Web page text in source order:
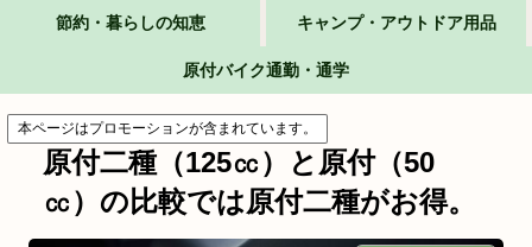
節約・暮らしの知恵 キャンプ・アウトドア用品
原付バイク通勤・通学
本ページはプロモーションが含まれています。
原付二種（125㏄）と原付（50
㏄）の比較では原付二種がお得。